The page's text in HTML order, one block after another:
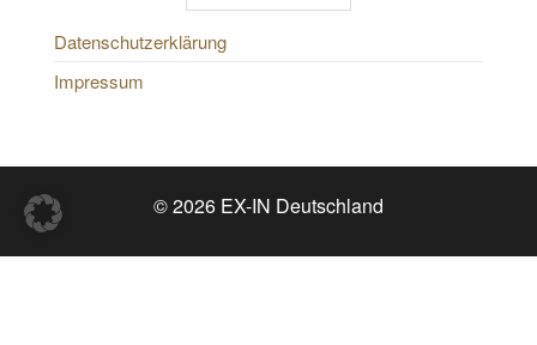
Datenschutzerklärung
Impressum
© 2026 EX-IN Deutschland